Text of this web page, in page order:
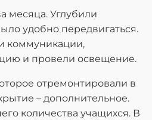
месяца. Углубили
удобно передвигаться.
коммуникации,
и провели освещение.
отремонтировали в
– дополнительное.
количества учащихся. В